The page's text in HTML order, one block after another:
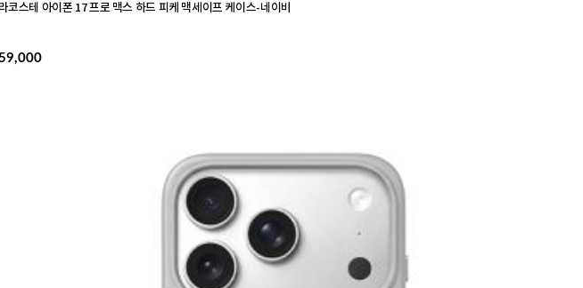
라코스테 아이폰 17 프로 맥스 하드 피케 맥세이프 케이스-네이비